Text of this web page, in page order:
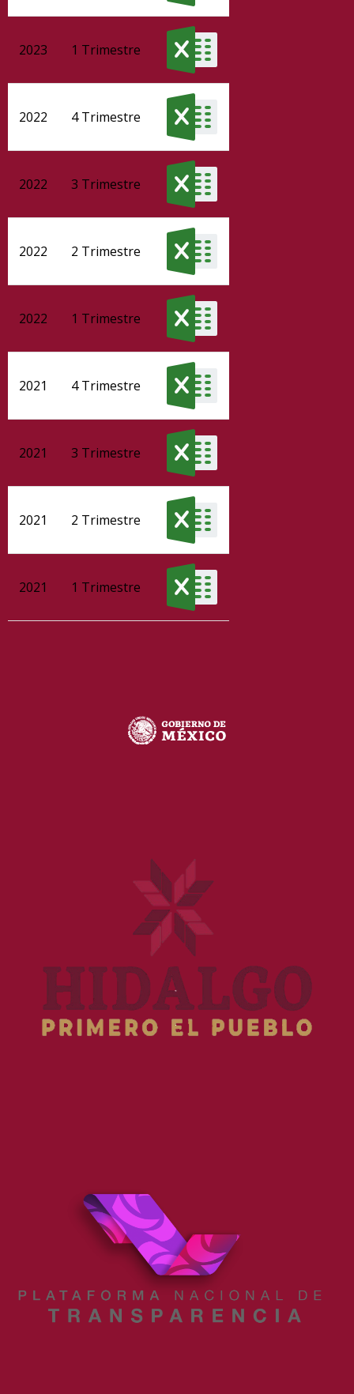
2023 1 Trimestre
2022 4 Trimestre
2022 3 Trimestre
2022 2 Trimestre
2022 1 Trimestre
2021 4 Trimestre
2021 3 Trimestre
2021 2 Trimestre
2021 1 Trimestre